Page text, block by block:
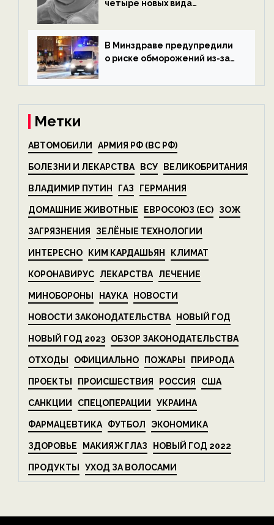
четыре новых вида
экологии на ECOportal
В Минздраве предупредили
о риске обморожений из-за
на ECOportal
Метки
АВТОМОБИЛИ АРМИЯ РФ (ВС РФ)
БОЛЕЗНИ И ЛЕКАРСТВА ВСУ ВЕЛИКОБРИТАНИЯ
ВЛАДИМИР ПУТИН ГАЗ ГЕРМАНИЯ
ДОМАШНИЕ ЖИВОТНЫЕ ЕВРОСОЮЗ (ЕС) ЗОЖ
ЗАГРЯЗНЕНИЯ ЗЕЛЁНЫЕ ТЕХНОЛОГИИ
ИНТЕРЕСНО КИМ КАРДАШЬЯН КЛИМАТ
КОРОНАВИРУС ЛЕКАРСТВА ЛЕЧЕНИЕ
МИНОБОРОНЫ НАУКА НОВОСТИ
НОВОСТИ ЗАКОНОДАТЕЛЬСТВА НОВЫЙ ГОД
НОВЫЙ ГОД 2023 ОБЗОР ЗАКОНОДАТЕЛЬСТВА
ОТХОДЫ ОФИЦИАЛЬНО ПОЖАРЫ ПРИРОДА
ПРОЕКТЫ ПРОИСШЕСТВИЯ РОССИЯ США
САНКЦИИ СПЕЦОПЕРАЦИИ УКРАИНА
ФАРМАЦЕВТИКА ФУТБОЛ ЭКОНОМИКА
ЗДОРОВЬЕ МАКИЯЖ ГЛАЗ НОВЫЙ ГОД 2022
ПРОДУКТЫ УХОД ЗА ВОЛОСАМИ